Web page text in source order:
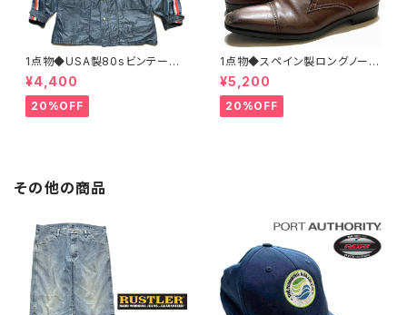
1点物◆USA製80sビンテージ
US MAIL紺ナイロンジャケット
古着LメンズXLレディースOKア
メカジ90sストリートマウンテン
パーカーアウター362465
¥4,400
20%OFF
1点物◆スペイン製ロングノーズ
茶革靴レザーシューズ古着メン
ズ31レディースOKアメカジ90s
ストリート中古ブランド13ビッグ
サイズ373489
¥5,200
20%OFF
その他の商品